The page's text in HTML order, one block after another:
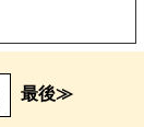
最後≫